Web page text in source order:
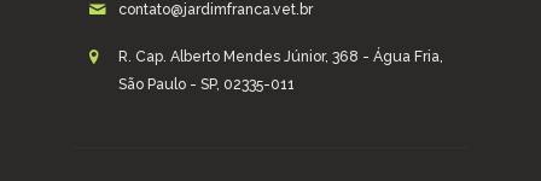
contato@jardimfranca.vet.br
R. Cap. Alberto Mendes Júnior, 368 - Água Fria,
São Paulo - SP, 02335-011